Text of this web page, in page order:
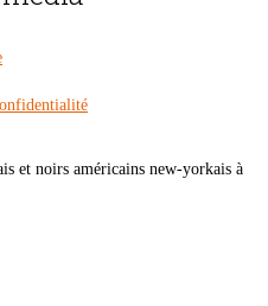
et noirs américains new-yorkais à